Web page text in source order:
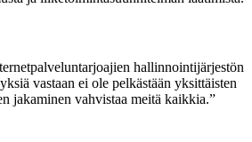
hallinnointijärjestön
vastaan ei ole pelkästään yksittäisten
jakaminen vahvistaa meitä kaikkia.”